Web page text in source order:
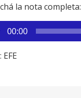
la nota completa:
00:00